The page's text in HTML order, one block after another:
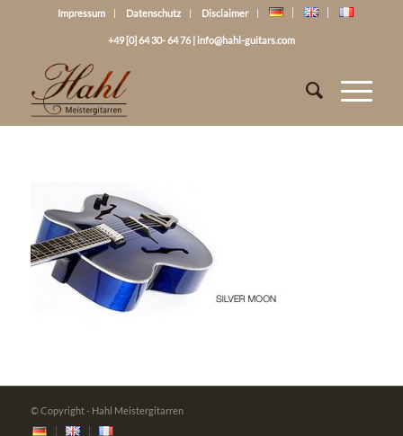
Impressum Datenschutz Disclaimer
+49 [0] 64 30- 64 76|info@hahl-guitars.com
© Copyright - Hahl Meistergitarren